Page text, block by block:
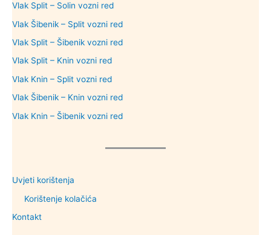
Vlak Split – Solin vozni red
Vlak Šibenik – Split vozni red
Vlak Split – Šibenik vozni red
Vlak Split – Knin vozni red
Vlak Knin – Split vozni red
Vlak Šibenik – Knin vozni red
Vlak Knin – Šibenik vozni red
Uvjeti korištenja
Korištenje kolačića
Kontakt